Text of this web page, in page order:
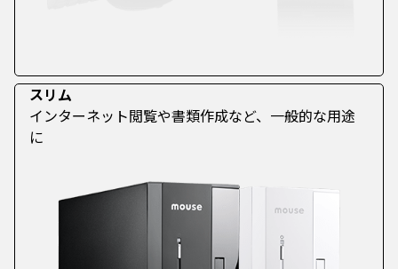
スリム
インターネット閲覧や書類作成など、一般的な用途
に